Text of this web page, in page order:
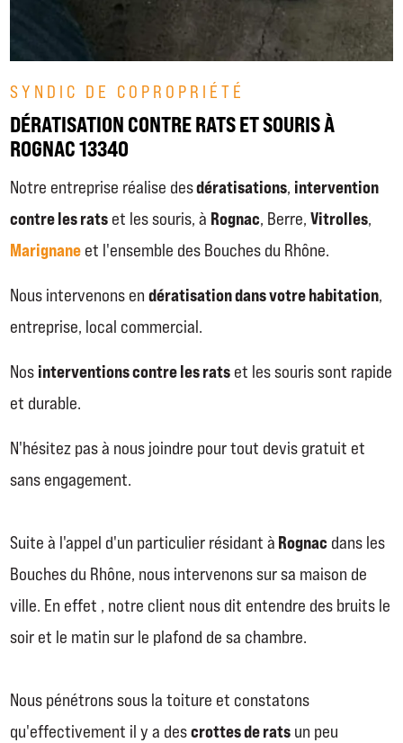
SYNDIC DE COPROPRIÉTÉ
DÉRATISATION CONTRE RATS ET SOURIS À
ROGNAC 13340
Notre entreprise réalise desdératisations, intervention
contre les rats et les souris, à Rognac, Berre,Vitrolles,
Marignane et l'ensemble des Bouches du Rhône.
Nous intervenons endératisation dans votre habitation,
entreprise, local commercial.
Nos interventions contre les rats et les souris sont rapide
et durable.
N'hésitez pas à nous joindre pour tout devis gratuit et
sans engagement.
Suite à l'appel d'un particulier résidant à Rognac dans les
Bouches du Rhône, nous intervenons sur sa maison de
ville. En effet , notre client nous dit entendre des bruits le
soir et le matin sur le plafond de sa chambre.
Nous pénétrons sous la toiture et constatons
qu'effectivement il y a descrottes de rats un peu